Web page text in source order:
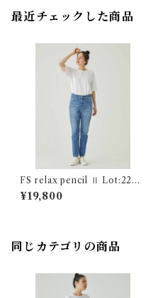
最近チェックした商品
FS relax pencil Ⅱ Lot:2200
6
¥19,800
同じカテゴリの商品